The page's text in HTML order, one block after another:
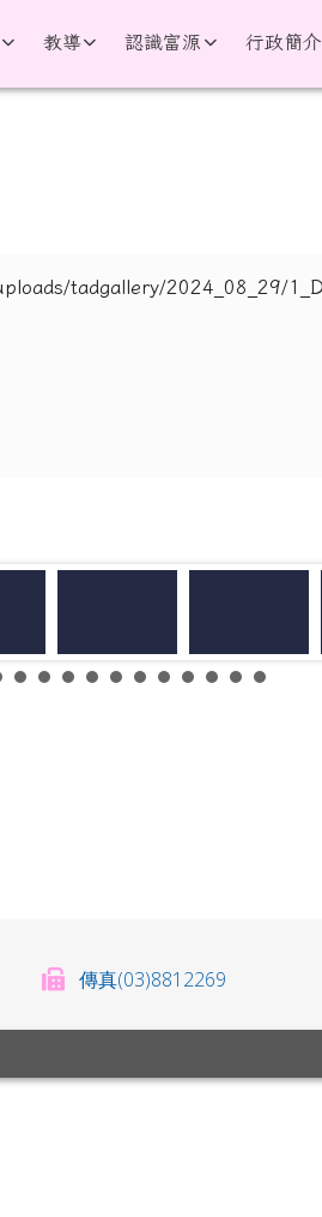
教導 認識富源 行政簡介
傳真(03)8812269